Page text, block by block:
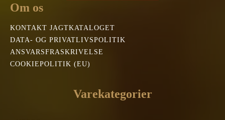
Om os
KONTAKT JAGTKATALOGET
DATA- OG PRIVATLIVSPOLITIK
ANSVARSFRASKRIVELSE
COOKIEPOLITIK (EU)
Varekategorier